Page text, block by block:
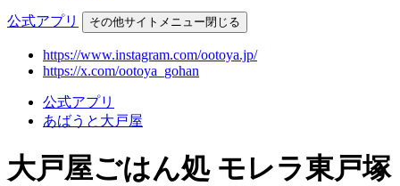
公式アプリ その他サイトメニュー閉じる
https://www.instagram.com/ootoya.jp/
https://x.com/ootoya_gohan
公式アプリ
あばうと大戸屋
大戸屋ごはん処 モレラ東戸塚